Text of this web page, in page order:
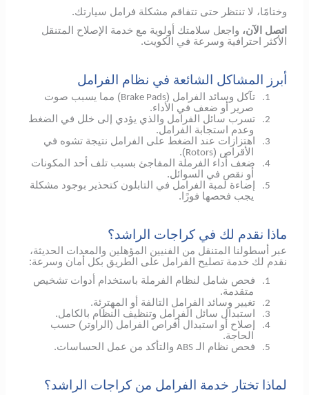
وختامًا، لا تنتظر حتى تتفاقم مشكلة فرامل سيارتك.
اتصل الآن، واجعل سلامتك أولوية مع خدمة الإصلاح المتنقل
الأكثر احترافية وسرعة في الكويت.
أبرز المشاكل الشائعة في نظام الفرامل
1. تآكل وسائد الفرامل (Brake Pads) مما يسبب صوت
صرير أو ضعف في الأداء.
2.
تسرب سائل الفرامل والذي يؤدي إلى خلل في الضغط
وعدم استجابة الفرامل.
3.
اهتزازات عند الضغط على الفرامل نتيجة تشوه في
الأقراص (Rotors
).
4.
ضعف أداء الفرملة المفاجئ بسبب تلف أحد المكونات
أو نقص في السوائل.
5.
إضاءة لمبة الفرامل في التابلون كتحذير بوجود مشكلة
يجب فحصها فورًا.
ماذا نقدم لك في كراجات الراشد؟
عبر أسطولنا المتنقل من الفنيين المؤهلين والمعدات الحديثة،
نقدم لك خدمة تصليح الفرامل على الطريق بكل أمان وسرعة:
1.
فحص شامل لنظام الفرملة باستخدام أدوات تشخيص
متقدمة.
2. تغيير وسائد الفرامل التالفة أو المهترئة.
3. استبدال سائل الفرامل وتنظيف النظام بالكامل.
4.
إصلاح أو استبدال أقراص الفرامل (الراوتر) حسب
الحاجة.
5. فحص نظام الـABS والتأكد من عمل الحساسات.
لماذا تختار خدمة الفرامل من كراجات الراشد؟